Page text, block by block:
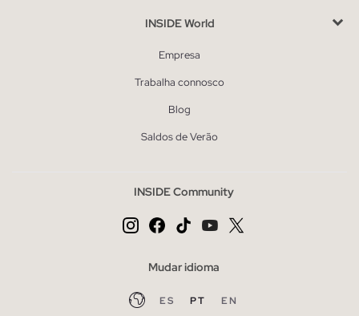
INSIDE World
Empresa
Trabalha connosco
Blog
Saldos de Verão
INSIDE Community
Mudar idioma
ES PT EN